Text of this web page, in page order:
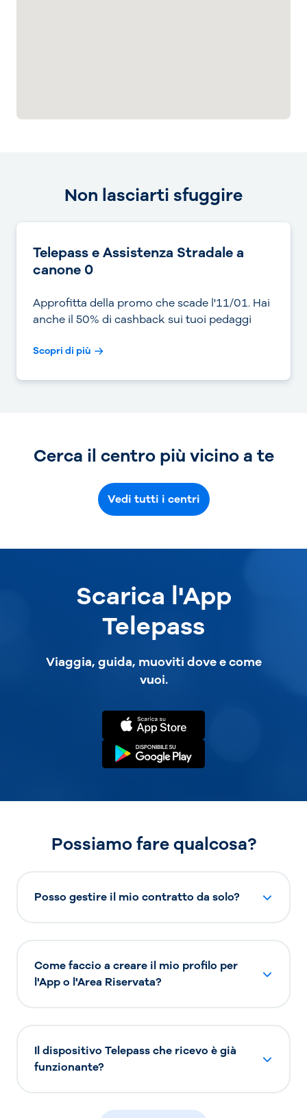
Non lasciarti sfuggire
Telepass e Assistenza Stradale a
canone 0
Approfitta della promo che scade l'11/01. Hai
anche il 50% di cashback sui tuoi pedaggi
Scopri di più
Cerca il centro più vicino a te
Vedi tutti i centri
Scarica l'App
Telepass
Viaggia, guida, muoviti dove e come
vuoi.
Possiamo fare qualcosa?
Posso gestire il mio contratto da solo?
Come faccio a creare il mio profilo per
l'App o l'Area Riservata?
Il dispositivo Telepass che ricevo è già
funzionante?